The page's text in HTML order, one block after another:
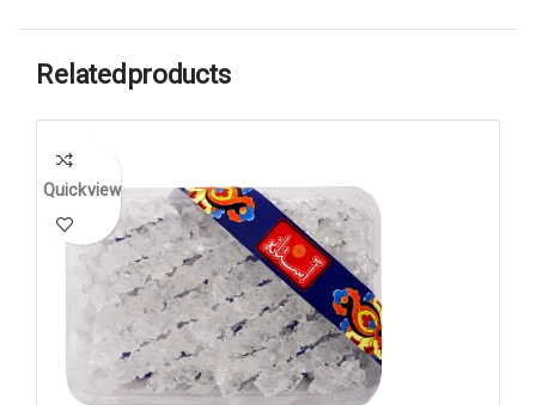
Related products
Quick view